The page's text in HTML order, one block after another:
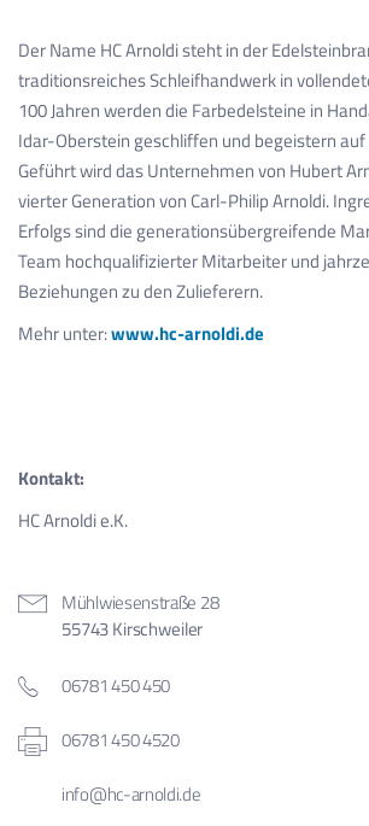
Der Name HC Arnoldi steht in der
traditionsreiches Schleifhandwerk in
100 Jahren werden die Farbedelsteine in
Idar-Oberstein geschliffen und begeistern
Geführt wird das Unternehmen von Hubert
vierter Generation von Carl-Philip Arnoldi.
Erfolgs sind die generationsübergreifende
Team hochqualifizierter Mitarbeiter und
Beziehungen zu den Zulieferern.
Mehr unter:www.hc-arnoldi.de
Kontakt:
HC Arnoldi e.K.
Mühlwiesenstraße 28
55743 Kirschweiler
06781 450 450
06781 450 4520
info@hc-arnoldi.de